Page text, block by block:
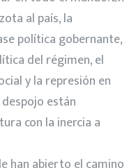
al país, la
política gobernante,
del régimen, el
y la represión en
están
con la inercia a